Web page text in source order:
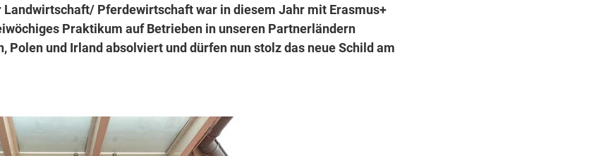
Landwirtschaft/ Pferdewirtschaft war in diesem Jahr mit Erasmus+
Praktikum auf Betrieben in unseren Partnerländern
Polen und Irland absolviert und dürfen nun stolz das neue Schild am